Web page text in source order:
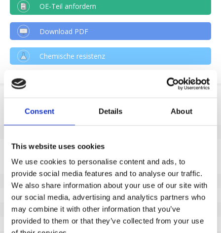
Consent Details About
This website uses cookies
We use cookies to personalise content and ads, to
provide social media features and to analyse our traffic.
We also share information about your use of our site with
our social media, advertising and analytics partners who
may combine it with other information that you’ve
provided to them or that they’ve collected from your use
OE-Teil anfordern
Download PDF
Chemische resistenz
Produktinformation
Eigenschaften
Nicht markierende Lauffläche
Ja
Raddurchmesser (mm)
100
Radbreite (mm)
25
Tragfähigkeit (kg)
80
Typ des Lagers
Gleitlager